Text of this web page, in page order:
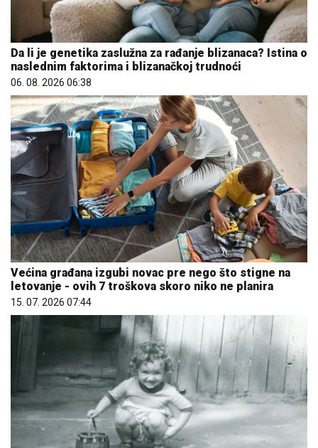
Da li je genetika zaslužna za rađanje blizanaca? Istina o
naslednim faktorima i blizanačkoj trudnoći
06. 08. 2026 06:38
Većina građana izgubi novac pre nego što stigne na
letovanje - ovih 7 troškova skoro niko ne planira
15. 07. 2026 07:44